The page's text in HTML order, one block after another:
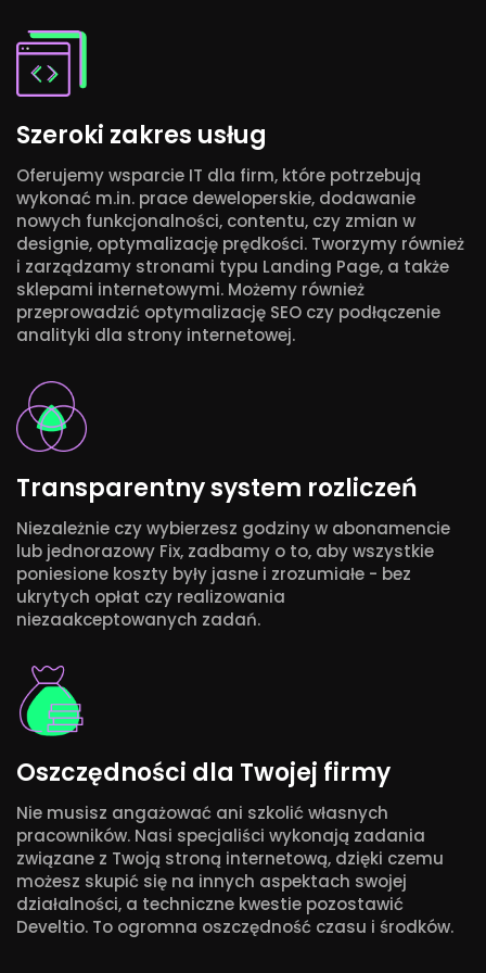
Szeroki zakres usług
Oferujemy wsparcie IT dla firm, które potrzebują
wykonać m.in. prace deweloperskie, dodawanie
nowych funkcjonalności, contentu, czy zmian w
designie, optymalizację prędkości. Tworzymy również
i zarządzamy stronami typu Landing Page, a także
sklepami internetowymi. Możemy również
przeprowadzić optymalizację SEO czy podłączenie
analityki dla strony internetowej.
Transparentny system rozliczeń
Niezależnie czy wybierzesz godziny w abonamencie
lub jednorazowy Fix, zadbamy o to, aby wszystkie
poniesione koszty były jasne i zrozumiałe - bez
ukrytych opłat czy realizowania
niezaakceptowanych zadań.
Oszczędności dla Twojej firmy
Nie musisz angażować ani szkolić własnych
pracowników. Nasi specjaliści wykonają zadania
związane z Twoją stroną internetową, dzięki czemu
możesz skupić się na innych aspektach swojej
działalności, a techniczne kwestie pozostawić
Develtio. To ogromna oszczędność czasu i środków.